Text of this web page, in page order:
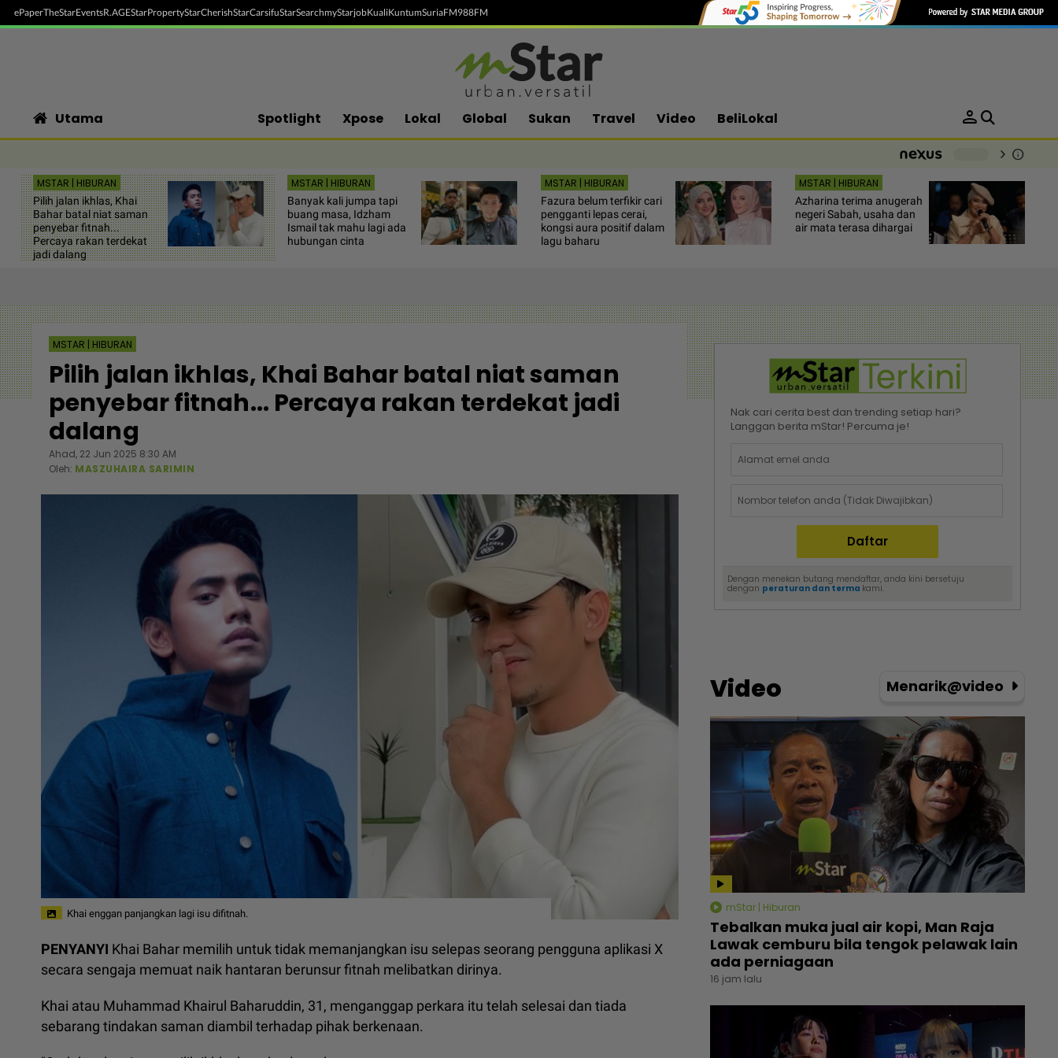
ePaperTheStarEventsR.AGEStarPropertyStarCherishStarCarsifuStarSearchmyStarjobKualiKuntumSuriaFM988FM
Utama Spotlight Xpose Lokal Global Sukan Travel Video BeliLokal person
chevron_right info
MSTAR | HIBURAN
Pilih jalan ikhlas, Khai
Bahar batal niat saman
penyebar fitnah...
Percaya rakan terdekat
jadi dalang
MSTAR | HIBURAN
Banyak kali jumpa tapi
buang masa, Idzham
Ismail tak mahu lagi ada
hubungan cinta
MSTAR | HIBURAN
Fazura belum terfikir cari
pengganti lepas cerai,
kongsi aura positif dalam
lagu baharu
MSTAR | HIBURAN
Azharina terima anugerah
negeri Sabah, usaha dan
air mata terasa dihargai
MSTAR | HIBURAN
Pilih jalan ikhlas, Khai Bahar batal niat saman
penyebar fitnah... Percaya rakan terdekat jadi
dalang
Ahad, 22 Jun 2025 8:30 AM
Oleh: MASZUHAIRA SARIMIN
Khai enggan panjangkan lagi isu difitnah.
PENYANYI Khai Bahar memilih untuk tidak memanjangkan isu selepas seorang pengguna aplikasi X
secara sengaja memuat naik hantaran berunsur fitnah melibatkan dirinya.
Khai atau Muhammad Khairul Baharuddin, 31, menganggap perkara itu telah selesai dan tiada
sebarang tindakan saman diambil terhadap pihak berkenaan.
Nak cari cerita best dan trending setiap hari?
Langgan berita mStar! Percuma je!
Dengan menekan butang mendaftar, anda kini bersetuju
dengan peraturan dan terma kami.
Video Menarik@video
mStar | Hiburan
Tebalkan muka jual air kopi, Man Raja
Lawak cemburu bila tengok pelawak lain
ada perniagaan
16 jam lalu